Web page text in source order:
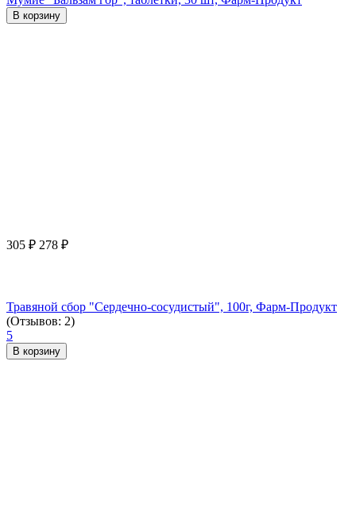
В корзину
305 ₽ 278 ₽
Травяной сбор "Сердечно-сосудистый", 100г, Фарм-Продукт
(Отзывов: 2)
5
В корзину